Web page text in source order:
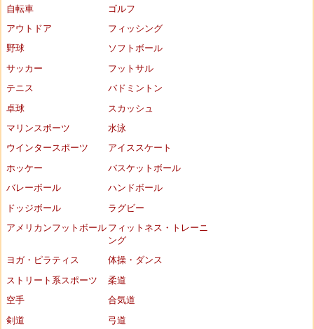
自転車
ゴルフ
アウトドア
フィッシング
野球
ソフトボール
サッカー
フットサル
テニス
バドミントン
卓球
スカッシュ
マリンスポーツ
水泳
ウインタースポーツ
アイススケート
ホッケー
バスケットボール
バレーボール
ハンドボール
ドッジボール
ラグビー
アメリカンフットボール フィットネス・トレーニ
ング
ヨガ・ピラティス
体操・ダンス
ストリート系スポーツ
柔道
空手
合気道
剣道
弓道